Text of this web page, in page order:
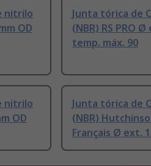
nitrilo
OD
Junta tórica de
(NBR) RS PRO
temp. máx. 90
nitrilo
OD
Junta tórica de
(NBR)
Français Ø ext.